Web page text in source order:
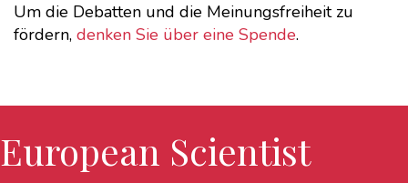
Um die Debatten und die Meinungsfreiheit zu
fördern, denken Sie über eine Spende.
European Scientist